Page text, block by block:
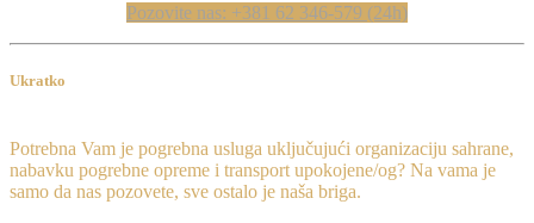
Pozovite nas: +381 62 346-579 (24h)
Ukratko
Potrebna Vam je pogrebna usluga uključujući organizaciju sahrane,
nabavku pogrebne opreme i transport upokojene/og? Na vama je
samo da nas pozovete, sve ostalo je naša briga.